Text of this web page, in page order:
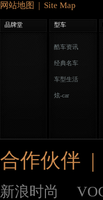
网站地图 | Site Map
品牌堂 型车
酷车资讯
经典名车
车型生活
炫-car
合作伙伴 |
新浪时尚